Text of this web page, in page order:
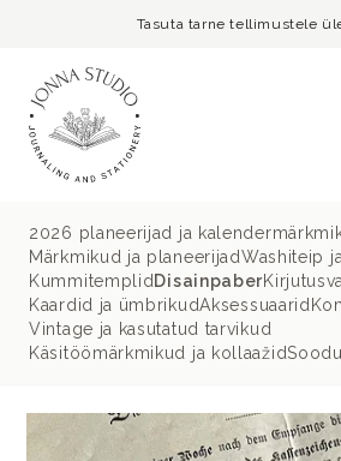
Tasuta tarne tellimustele
2026 planeerijad ja
Märkmikud ja planeerijadWashiteip
Kummitemplid Disainpaber
Kaardid ja ümbrikudAksessuaarid
Vintage ja kasutatud tarvikud
Käsitöömärkmikud ja kollaažid